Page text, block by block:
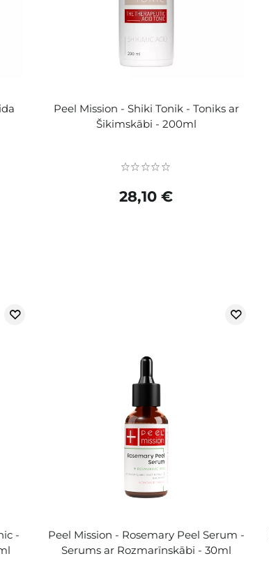
Peel Mission - Shiki Tonik - Toniks ar
Šikimskābi - 200ml
28,10 €
-
Peel Mission - Rosemary Peel Serum -
Serums ar Rozmarīnskābi - 30ml